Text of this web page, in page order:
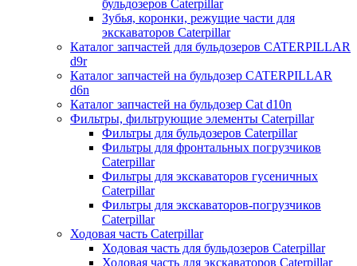
бульдозеров Caterpillar
Зубья, коронки, режущие части для
экскаваторов Caterpillar
Каталог запчастей для бульдозеров CATERPILLAR
d9r
Каталог запчастей на бульдозер CATERPILLAR
d6n
Каталог запчастей на бульдозер Сat d10n
Фильтры, фильтрующие элементы Caterpillar
Фильтры для бульдозеров Caterpillar
Фильтры для фронтальных погрузчиков
Caterpillar
Фильтры для экскаваторов гусеничных
Caterpillar
Фильтры для экскаваторов-погрузчиков
Caterpillar
Ходовая часть Caterpillar
Ходовая часть для бульдозеров Caterpillar
Ходовая часть для экскаваторов Caterpillar